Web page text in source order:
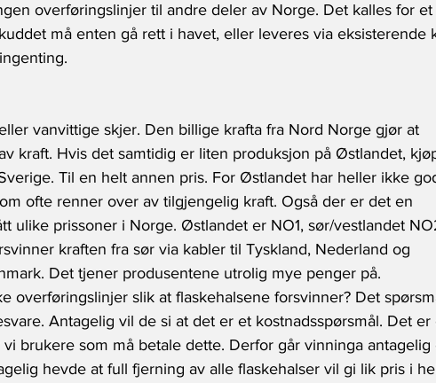
overføringslinjer til andre deler av Norge. Det kalles for et
må enten gå rett i havet, eller leveres via eksisterende
vanvittige skjer. Den billige krafta fra Nord Norge gjør at
kraft. Hvis det samtidig er liten produksjon på Østlandet,
Til en helt annen pris. For Østlandet har heller ikke
ofte renner over av tilgjengelig kraft. Også der er det en
ulike prissoner i Norge. Østlandet er NO1, sør/vestlandet
kraften fra sør via kabler til Tyskland, Nederland og
Det tjener produsentene utrolig mye penger på.
overføringslinjer slik at flaskehalsene forsvinner? Det
Antagelig vil de si at det er et kostnadsspørsmål. Det er
brukere som må betale dette. Derfor går vinninga antagelig
hevde at full fjerning av alle flaskehalser vil gi lik pris i